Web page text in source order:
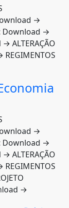
→
Download →
ALTERAÇÃO
→
Download →
ALTERAÇÃO
→